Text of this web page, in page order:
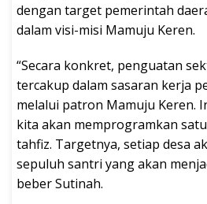
dengan target pemerintah
dalam visi-misi Mamuju Keren.
“Secara konkret, penguatan
tercakup dalam sasaran kerja
melalui patron Mamuju Keren.
kita akan memprogramkan
tahfiz. Targetnya, setiap desa
sepuluh santri yang akan
beber Sutinah.